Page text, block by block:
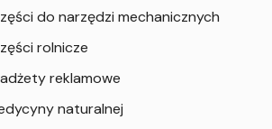
do narzędzi mechanicznych
rolnicze
reklamowe
naturalnej